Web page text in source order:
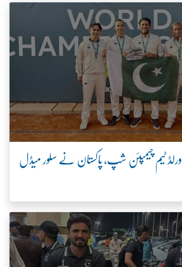
ٹیم چیمپئن شپ، پاکستان نے سلور میڈل